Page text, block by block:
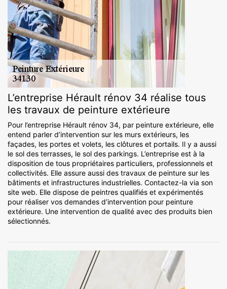
L’entreprise Hérault rénov 34 réalise tous
les travaux de peinture extérieure
Pour l’entreprise Hérault rénov 34, par peinture extérieure, elle
entend parler d’intervention sur les murs extérieurs, les
façades, les portes et volets, les clôtures et portails. Il y a aussi
le sol des terrasses, le sol des parkings. L’entreprise est à la
disposition de tous propriétaires particuliers, professionnels et
collectivités. Elle assure aussi des travaux de peinture sur les
bâtiments et infrastructures industrielles. Contactez-la via son
site web. Elle dispose de peintres qualifiés et expérimentés
pour réaliser vos demandes d’intervention pour peinture
extérieure. Une intervention de qualité avec des produits bien
sélectionnés.